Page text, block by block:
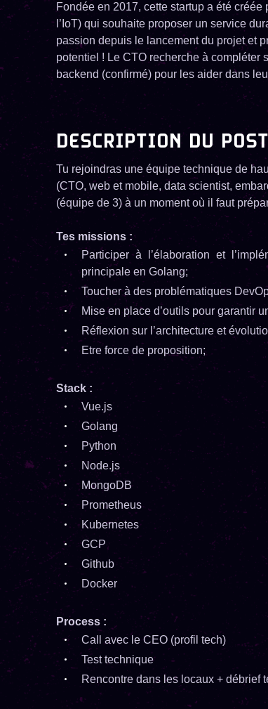
Fondée en 2017, cette startup a été
l’IoT) qui souhaite proposer un service
passion depuis le lancement du projet et
potentiel ! Le CTO recherche à
backend (confirmé) pour les aider dans
DESCRIPTION DU
Tu rejoindras une équipe technique de
(CTO, web et mobile, data scientist,
(équipe de 3) à un moment où il faut
Tes missions :
Participer à l’élaboration et
principale en Golang;
Toucher à des problématiques
Mise en place d’outils pour garantir
Réflexion sur l’architecture et
Etre force de proposition;
Stack :
Vue.js
Golang
Python
Node.js
MongoDB
Prometheus
Kubernetes
GCP
Github
Docker
Process :
Call avec le CEO (profil tech)
Test technique
Rencontre dans les locaux + débrief